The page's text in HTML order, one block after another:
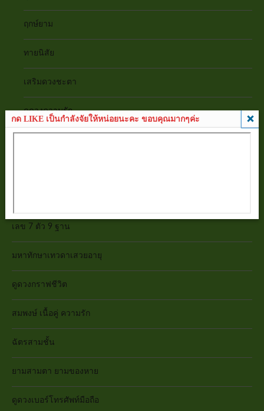
ฤกษ์ยาม
ทายนิสัย
เสริมดวงชะตา
ดูดวงความรัก
เลข 7 ตัว 9 ฐาน
มหาทักษาเทวดาเสวยอายุ
ดูดวงกราฟชีวิต
สมพงษ์ เนื้อคู่ ความรัก
ฉัตรสามชั้น
ยามสามตา ยามของหาย
ดูดวงเบอร์โทรศัพท์มือถือ
กด LIKE เป็นกำลังจัยให้หน่อยนะคะ ขอบคุณมากๆค่ะ